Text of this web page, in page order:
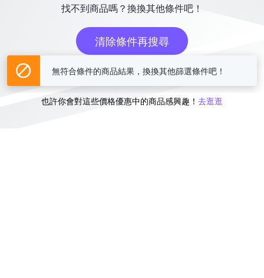
找不到商品嗎？換換其他條件吧！
清除條件再搜尋
或
也許你會對這些價格優惠中的商品感興趣！ 去逛逛
無符合條件的商品結果，換換其他篩選條件吧！